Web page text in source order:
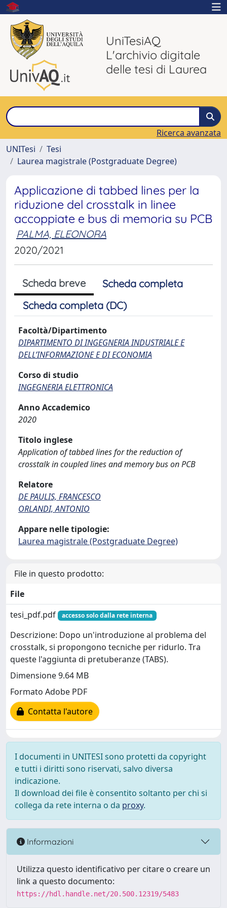
UniTesiAQ
L'archivio digitale
delle tesi di Laurea
Ricerca avanzata
UNITesi
Tesi
Laurea magistrale (Postgraduate Degree)
Applicazione di tabbed lines per la
riduzione del crosstalk in linee
accoppiate e bus di memoria su PCB
PALMA, ELEONORA
2020/2021
Scheda breve
Scheda completa
Scheda completa (DC)
Facoltà/Dipartimento
DIPARTIMENTO DI INGEGNERIA INDUSTRIALE E
DELL’INFORMAZIONE E DI ECONOMIA
Corso di studio
INGEGNERIA ELETTRONICA
Anno Accademico
2020
Titolo inglese
Application of tabbed lines for the reduction of
crosstalk in coupled lines and memory bus on PCB
Relatore
DE PAULIS, FRANCESCO
ORLANDI, ANTONIO
Appare nelle tipologie:
Laurea magistrale (Postgraduate Degree)
File in questo prodotto:
File
tesi_pdf.pdf
accesso solo dalla rete interna
Descrizione: Dopo un'introduzione al problema del
crosstalk, si propongono tecniche per ridurlo. Tra
queste l'aggiunta di pretuberanze (TABS).
Dimensione 9.64 MB
Formato Adobe PDF
Contatta l'autore
I documenti in UNITESI sono protetti da copyright
e tutti i diritti sono riservati, salvo diversa
indicazione.
Il download dei file è consentito soltanto per chi si
collega da rete interna o da proxy.
Informazioni
Utilizza questo identificativo per citare o creare un
link a questo documento:
https://hdl.handle.net/20.500.12319/5483